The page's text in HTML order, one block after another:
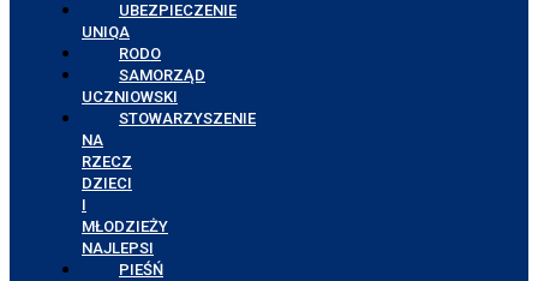
UBEZPIECZENIE
UNIQA
RODO
SAMORZĄD
UCZNIOWSKI
STOWARZYSZENIE
NA
RZECZ
DZIECI
I
MŁODZIEŻY
NAJLEPSI
PIEŚŃ